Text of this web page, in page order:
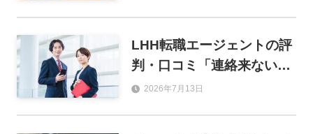
LHH転職エージェントの評
判・口コミ「連絡来ない」
は本当？年収アップの実情
2026年7月13日